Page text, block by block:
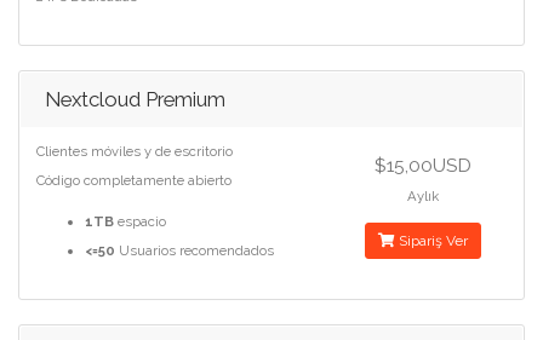
Nextcloud Premium
Clientes móviles y de escritorio
Código completamente abierto
1TB espacio
<=50 Usuarios recomendados
$15,00USD
Aylık
Sipariş Ver